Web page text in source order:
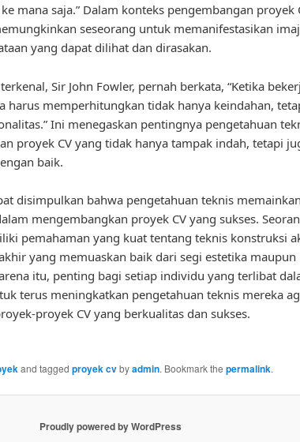
mana saja.” Dalam konteks pengembangan proyek
seseorang untuk memanifestasikan
yang dapat dilihat dan dirasakan.
Sir John Fowler, pernah berkata, “Ketika
harus memperhitungkan tidak hanya keindahan,
Ini menegaskan pentingnya pengetahuan
proyek CV yang tidak hanya tampak indah, tetapi
baik.
disimpulkan bahwa pengetahuan teknis
mengembangkan proyek CV yang sukses.
pemahaman yang kuat tentang teknis konstruksi
yang memuaskan baik dari segi estetika maupun
itu, penting bagi setiap individu yang terlibat
terus meningkatkan pengetahuan teknis mereka
proyek CV yang berkualitas dan sukses.
and tagged proyek cvbyadmin. Bookmark the permalink.
Proudly powered by WordPress